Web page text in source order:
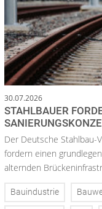
30.07.2026
STAHLBAUER
Der Deutsche Stahlbau-
fordern einen
alternden
Bauindustrie